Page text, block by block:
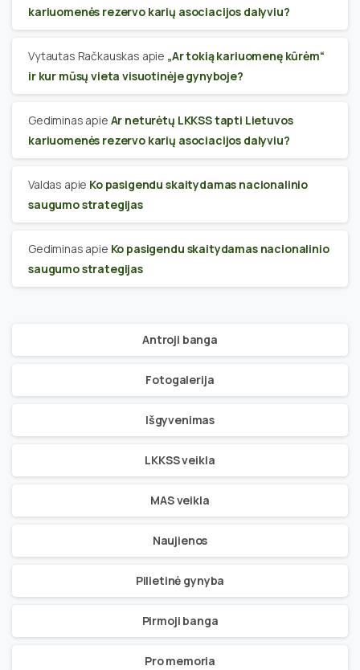
kariuomenės rezervo karių asociacijos dalyviu?
Vytautas Račkauskas apie „Ar tokią kariuomenę kūrėm“
ir kur mūsų vieta visuotinėje gynyboje?
Gediminas apie Ar neturėtų LKKSS tapti Lietuvos
kariuomenės rezervo karių asociacijos dalyviu?
Valdas apie Ko pasigendu skaitydamas nacionalinio
saugumo strategijas
Gediminas apie Ko pasigendu skaitydamas nacionalinio
saugumo strategijas
Antroji banga
Fotogalerija
Išgyvenimas
LKKSS veikla
MAS veikla
Naujienos
Pilietinė gynyba
Pirmoji banga
Pro memoria